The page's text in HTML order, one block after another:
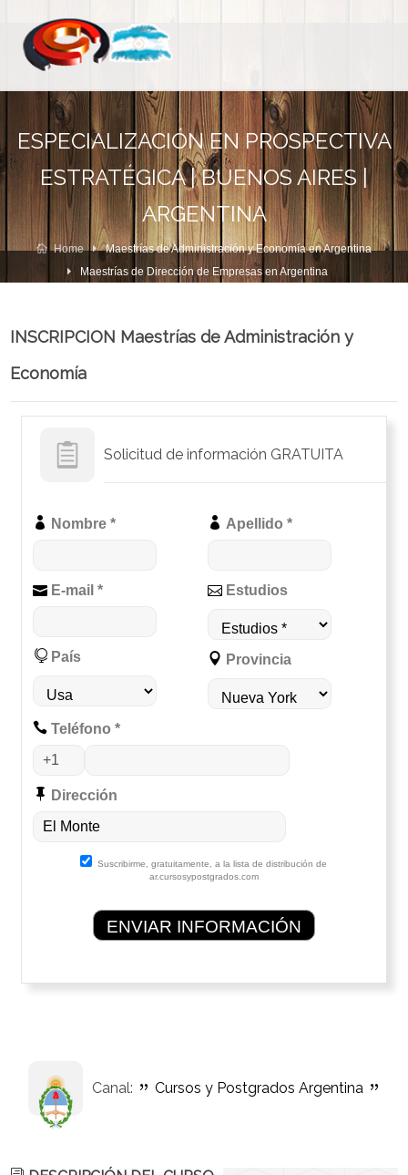
ESPECIALIZACIÓN EN PROSPECTIVA
ESTRATÉGICA | BUENOS AIRES |
ARGENTINA
Home
Maestrías de Administración y Economía en Argentina
Maestrías de Dirección de Empresas en Argentina
INSCRIPCION Maestrías de Administración y
Economía
Solicitud de información GRATUITA
Nombre * Apellido *
E-mail * Estudios
País Provincia
Teléfono *
Dirección
Suscribirme, gratuitamente, a la lista de distribución de
ar.cursosypostgrados.com
Canal: Cursos y Postgrados Argentina